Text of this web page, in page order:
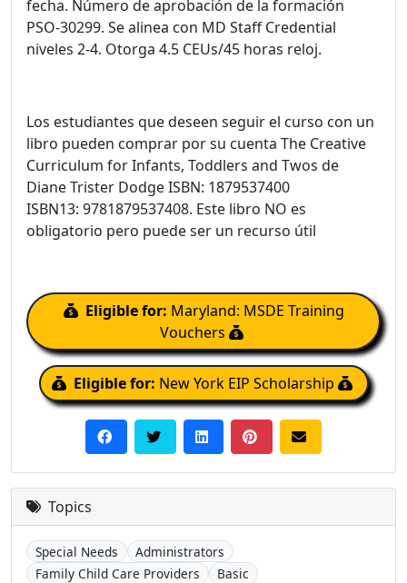
fecha. Número de aprobación de la formación
PSO-30299. Se alinea con MD Staff Credential
niveles 2-4. Otorga 4.5 CEUs/45 horas reloj.
Los estudiantes que deseen seguir el curso con un
libro pueden comprar por su cuenta The Creative
Curriculum for Infants, Toddlers and Twos de
Diane Trister Dodge ISBN: 1879537400
ISBN13: 9781879537408. Este libro NO es
obligatorio pero puede ser un recurso útil
Eligible for: Maryland: MSDE Training
Vouchers
Eligible for: New York EIP Scholarship
Topics
Special Needs
Administrators
Family Child Care Providers
Basic